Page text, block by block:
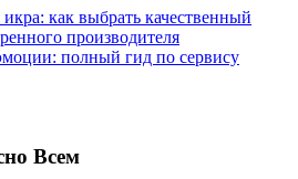
как выбрать качественный
производителя
полный гид по сервису
Всем